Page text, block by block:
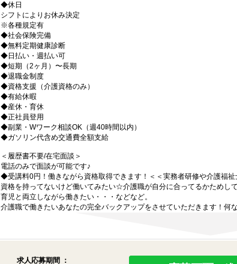
◆休日
シフトによりお休み決定
※各種規定有
◆社会保険完備
◆無料定期健康診断
◆日払い・週払い可
◆短期（2ヶ月）〜長期
◆退職金制度
◆資格支援（介護資格のみ）
◆有給休暇
◆産休・育休
◆正社員登用
◆副業・Wワーク相談OK（週40時間以内）
◆ガソリン代含め交通費全額支給
＜履歴書不要/在宅面談＞
電話のみで面談が可能です♪
◆受講料0円！働きながら資格取得できます！＜＜実務者研修や介護
資格を持ってないけど働いてみたい☆介護職が自分に合ってるかため
育児と両立しながら働きたい・・・などなど。
介護職で働きたいあなたの完全バックアップをさせていただきます！何
求人応募期間 ：